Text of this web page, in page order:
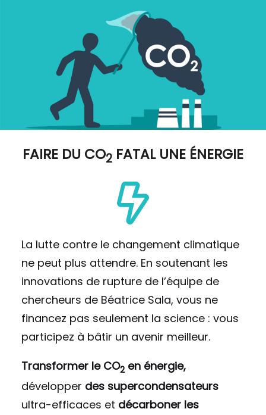
FAIRE DU CO2 FATAL UNE ÉNERGIE
La lutte contre le changement climatique
ne peut plus attendre. En soutenant les
innovations de rupture de l’équipe de
chercheurs de Béatrice Sala, vous ne
financez pas seulement la science : vous
participez à bâtir un avenir meilleur.
Transformer le CO2 en énergie,
développer des supercondensateurs
ultra-efficaces et décarboner les